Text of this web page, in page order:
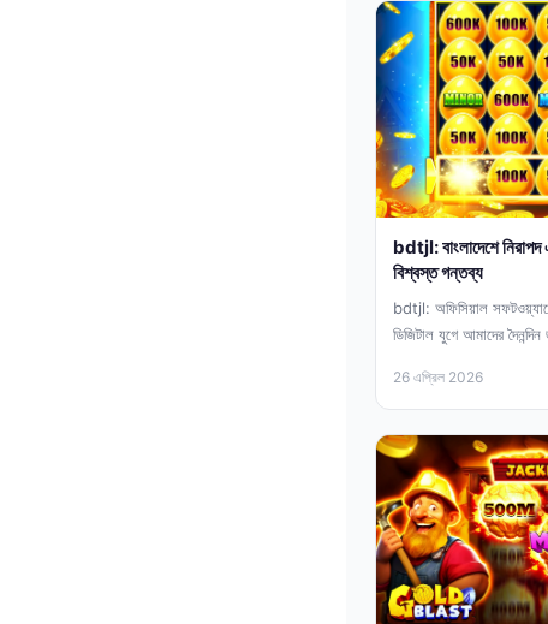
bdtjl: বাংলাদেশে
বিশ্বস্ত গন্তব্য
bdtjl: অফিসিয়াল
ডিজিটাল যুগে আমাদের
26 এপ্রিল 2026